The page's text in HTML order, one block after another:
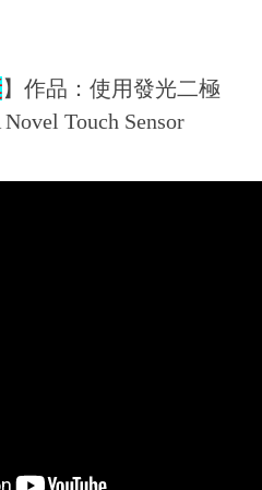
】 作品： 使用發光二極
Touch Sensor